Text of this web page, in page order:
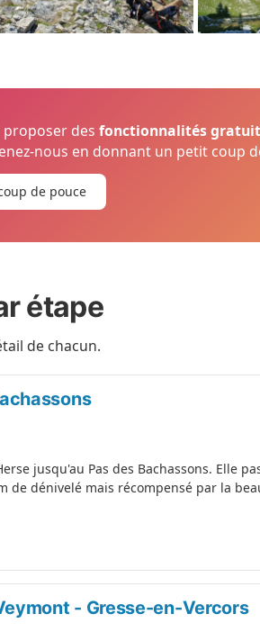
proposer desfonctionnalités
nous en donnant un petit coup
de pouce
étape
de chacun.
jusqu'au Pas des Bachassons. Elle
de dénivelé mais récompensé par la
- Gresse-en-Vercors